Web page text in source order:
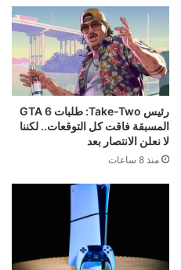
رئيس Take-Two: طلبات GTA 6
المسبقة فاقت كل التوقعات.. لكننا
لا نعلن الانتصار بعد
منذ 8 ساعات